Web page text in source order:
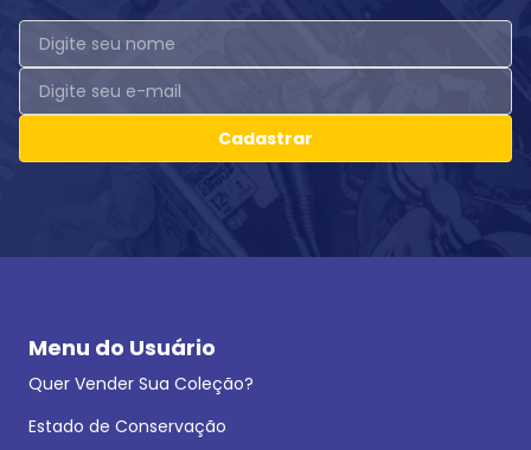
Cadastrar
Menu do Usuário
Quer Vender Sua Coleção?
Estado de Conservação